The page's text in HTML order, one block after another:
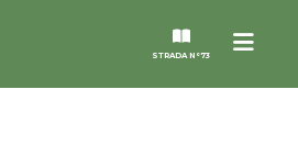
Menu
STRADA N°73